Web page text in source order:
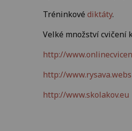
Tréninkové diktáty.
Velké množství cvičení
http://
http://
http://www.skolakov.eu